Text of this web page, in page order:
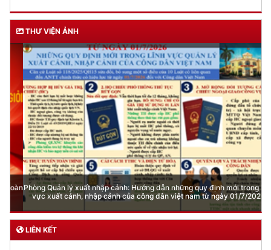
THƯ VIỆN ẢNH
Phòng Quản lý xuất nhập cảnh: Hướng dẫn những quy định mới trong lĩnh
vực xuất cảnh, nhập cảnh của công dân việt nam từ ngày 01/7/2026
LIÊN KẾT